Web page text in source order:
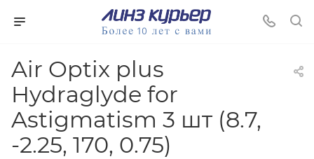
Air Optix plus
Hydraglyde for
Astigmatism 3 шт (8.7,
-2.25, 170, 0.75)